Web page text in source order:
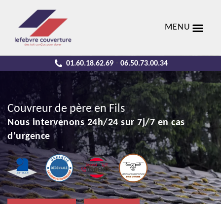
MENU
01.60.18.62.69 - 06.50.73.00.34
Couvreur de père en Fils
Nous intervenons 24h/24 sur 7j/7 en cas
d'urgence